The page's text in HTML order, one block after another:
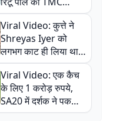
ऑफिस में ले जाकर पीटा,
Video वायरल
Viral Video: कुत्ते ने
Shreyas Iyer को
लगभग काट ही लिया था,
न्यूजीलैंड सीरीज से पहले
बाल-बाल बचे
Viral Video: एक कैच
के लिए 1 करोड़ रुपये,
SA20 में दर्शक ने पकड़ा
एक हाथ से गजब का कैच